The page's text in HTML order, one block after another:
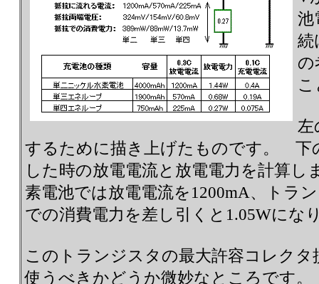
池
続
の
左
するために描き上げたものです。 下
した時の放電電流と放電電力を計算
素電池では放電電流を1200mA、トラ
での消費電力を差し引くと1.05Wにな
このトランジスタの最大許容コレク
使うべきかどうか微妙なところです